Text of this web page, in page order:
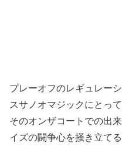
プレーオフのレギュレー
スサノオマジックにとっ
そのオンザコートでの出
イズの闘争心を掻き立てる